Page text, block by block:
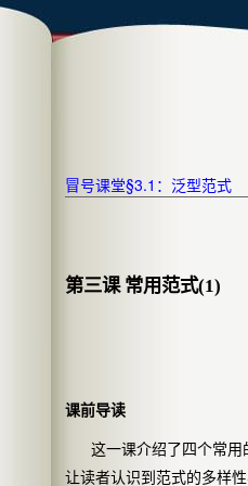
冒号课堂§3.1：泛型范式
第三课 常用范式(1)
课前导读
这一课介绍了四个常
让读者认识到范式的多样性